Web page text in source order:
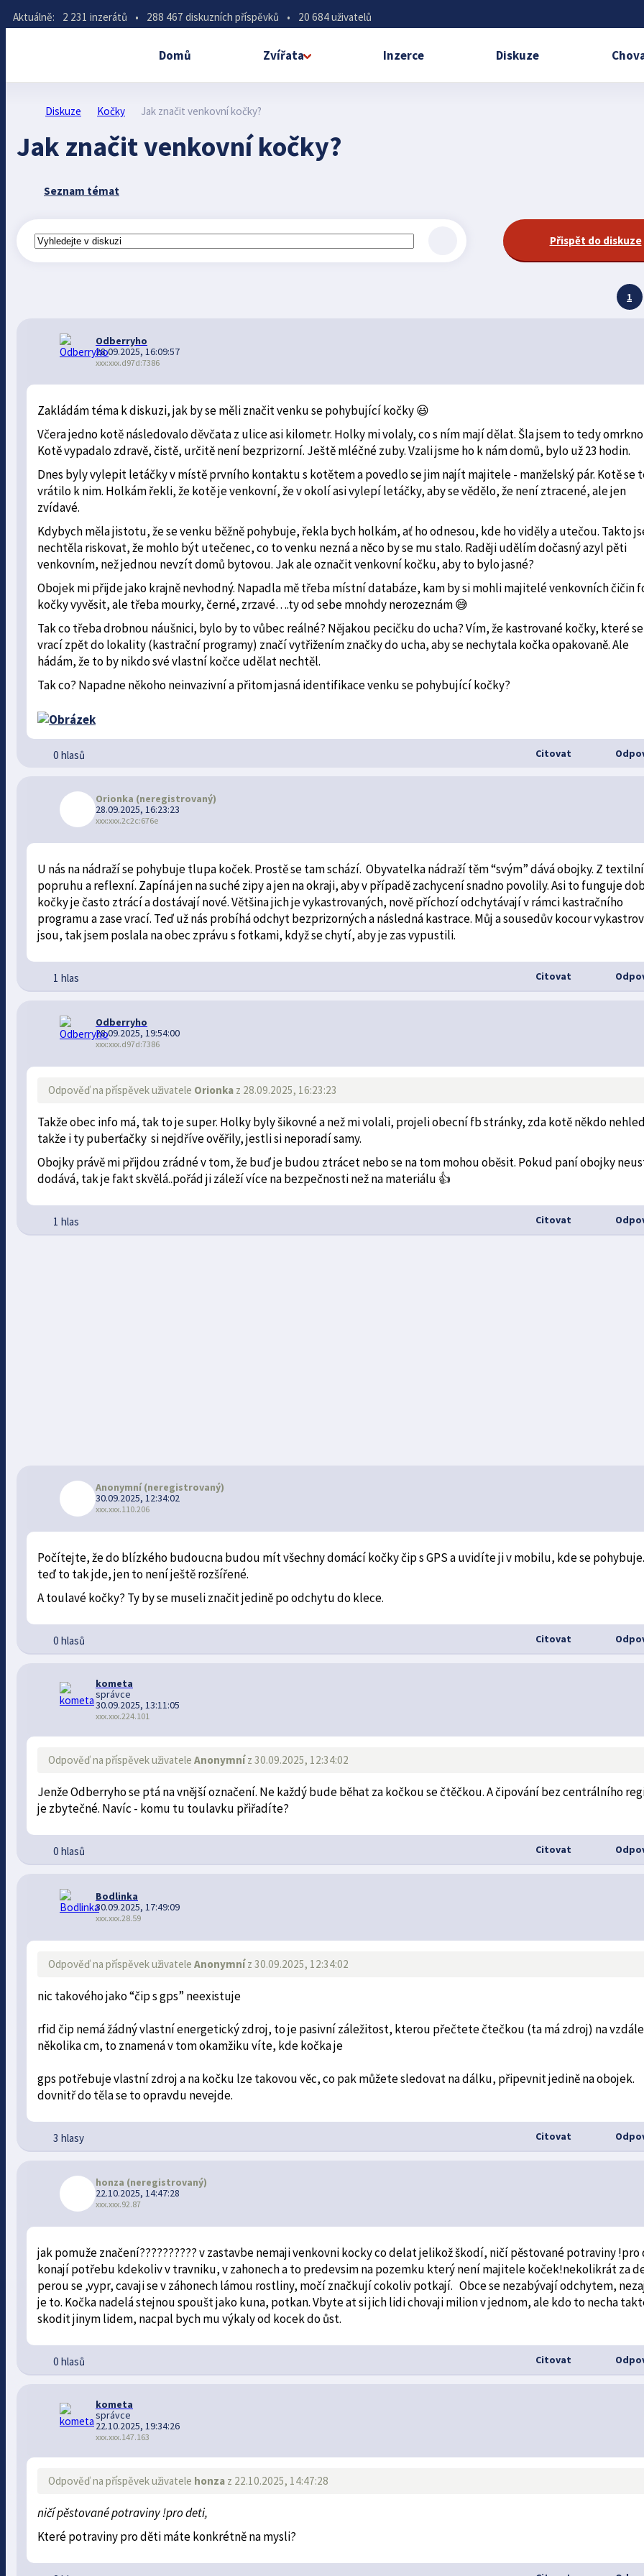
Aktuálně: 2 231 inzerátů • 288 467 diskuzních příspěvků • 20 684 uživatelů
Domů Zvířata Inzerce Diskuze
Diskuze Kočky Jak značit venkovní kočky?
Jak značit venkovní kočky?
Seznam témat
Přispět do diskuze
1
Odberryho
28.09.2025, 16:09:57
xxx:xxx.d97d:7386
Zakládám téma k diskuzi, jak by se měli značit venku se pohybující kočky 😃
Včera jedno kotě následovalo děvčata z ulice asi kilometr. Holky mi volaly, co s ním mají dělat. Šla jsem to tedy
Kotě vypadalo zdravě, čistě, určitě není bezprizorní. Ještě mléčné zuby. Vzali jsme ho k nám domů, bylo už 23 hodin.
Dnes byly vylepit letáčky v místě prvního kontaktu s kotětem a povedlo se jim najít majitele - manželský pár. Kotě se
vrátilo k nim. Holkám řekli, že kotě je venkovní, že v okolí asi vylepí letáčky, aby se vědělo, že není ztracené, ale jen
zvídavé.
Kdybych měla jistotu, že se venku běžně pohybuje, řekla bych holkám, ať ho odnesou, kde ho viděly a utečou. Takto
nechtěla riskovat, že mohlo být utečenec, co to venku nezná a něco by se mu stalo. Raději udělím dočasný azyl pěti
venkovním, než jednou nevzít domů bytovou. Jak ale označit venkovní kočku, aby to bylo jasné?
Obojek mi přijde jako krajně nevhodný. Napadla mě třeba místní databáze, kam by si mohli majitelé venkovních čičin
kočky vyvěsit, ale třeba mourky, černé, zrzavé….ty od sebe mnohdy nerozeznám 😅
Tak co třeba drobnou náušnici, bylo by to vůbec reálné? Nějakou pecičku do ucha? Vím, že kastrované kočky, které se
vrací zpět do lokality (kastrační programy) značí vytřižením značky do ucha, aby se nechytala kočka opakovaně. Ale
hádám, že to by nikdo své vlastní kočce udělat nechtěl.
Tak co? Napadne někoho neinvazivní a přitom jasná identifikace venku se pohybující kočky?
0 hlasů Citovat
Orionka (neregistrovaný)
28.09.2025, 16:23:23
xxx:xxx.2c2c:676e
U nás na nádraží se pohybuje tlupa koček. Prostě se tam schází. Obyvatelka nádraží těm “svým” dává obojky. Z
popruhu a reflexní. Zapíná jen na suché zipy a jen na okraji, aby v případě zachycení snadno povolily. Asi to funguje
kočky je často ztrácí a dostávají nové. Většina jich je vykastrovaných, nově příchozí odchytávají v rámci kastračního
programu a zase vrací. Teď už nás probíhá odchyt bezprizorných a následná kastrace. Můj a sousedův kocour
jsou, tak jsem poslala na obec zprávu s fotkami, když se chytí, aby je zas vypustili.
1 hlas Citovat
Odberryho
28.09.2025, 19:54:00
xxx:xxx.d97d:7386
Odpověď na příspěvek uživatele Orionka z 28.09.2025, 16:23:23
Takže obec info má, tak to je super. Holky byly šikovné a než mi volali, projeli obecní fb stránky, zda kotě někdo
takže i ty puberťačky si nejdříve ověřily, jestli si neporadí samy.
Obojky právě mi přijdou zrádné v tom, že buď je budou ztrácet nebo se na tom mohou oběsit. Pokud paní obojky
dodává, tak je fakt skvělá..pořád ji záleží více na bezpečnosti než na materiálu 👍
1 hlas Citovat
Anonymní(neregistrovaný)
30.09.2025, 12:34:02
xxx.xxx.110.206
Počítejte, že do blízkého budoucna budou mít všechny domácí kočky čip s GPS a uvidíte ji v mobilu, kde se
teď to tak jde, jen to není ještě rozšířené.
A toulavé kočky? Ty by se museli značit jedině po odchytu do klece.
0 hlasů Citovat
kometa
správce
30.09.2025, 13:11:05
xxx.xxx.224.101
Odpověď na příspěvek uživateleAnonymníz 30.09.2025, 12:34:02
Jenže Odberryho se ptá na vnější označení. Ne každý bude běhat za kočkou se čtěčkou. A čipování bez centrálního
je zbytečné. Navíc - komu tu toulavku přiřadíte?
0 hlasů Citovat
Bodlinka
30.09.2025, 17:49:09
xxx.xxx.28.59
Odpověď na příspěvek uživateleAnonymníz 30.09.2025, 12:34:02
nic takového jako “čip s gps” neexistuje
rfid čip nemá žádný vlastní energetický zdroj, to je pasivní záležitost, kterou přečtete čtečkou (ta má zdroj) na
několika cm, to znamená v tom okamžiku víte, kde kočka je
gps potřebuje vlastní zdroj a na kočku lze takovou věc, co pak můžete sledovat na dálku, připevnit jedině na obojek.
dovnitř do těla se to opravdu nevejde.
3 hlasy Citovat
honza (neregistrovaný)
22.10.2025, 14:47:28
xxx.xxx.92.87
jak pomuže značení?????????? v zastavbe nemaji venkovni kocky co delat jelikož škodí, ničí pěstované potraviny
konají potřebu kdekoliv v travniku, v zahonech a to predevsim na pozemku který není majitele koček!nekolikrát za
perou se ,vypr, cavaji se v záhonech lámou rostliny, močí značkují cokoliv potkají. Obce se nezabývají odchytem,
je to. Kočka nadelá stejnou spoušt jako kuna, potkan. Vbyte at si jich lidi chovaji milion v jednom, ale kdo to necha
skodit jinym lidem, nacpal bych mu výkaly od kocek do ůst.
0 hlasů Citovat
kometa
správce
22.10.2025, 19:34:26
xxx.xxx.147.163
Odpověď na příspěvek uživatele honza z 22.10.2025, 14:47:28
ničí pěstované potraviny !pro deti,
Které potraviny pro děti máte konkrétně na mysli?